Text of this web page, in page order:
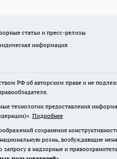
статьи и пресс-релизы
информация
РФ об авторском праве и не
предоставления
Подробнее
сохранения
рознь, возбуждающие
в надзорные и